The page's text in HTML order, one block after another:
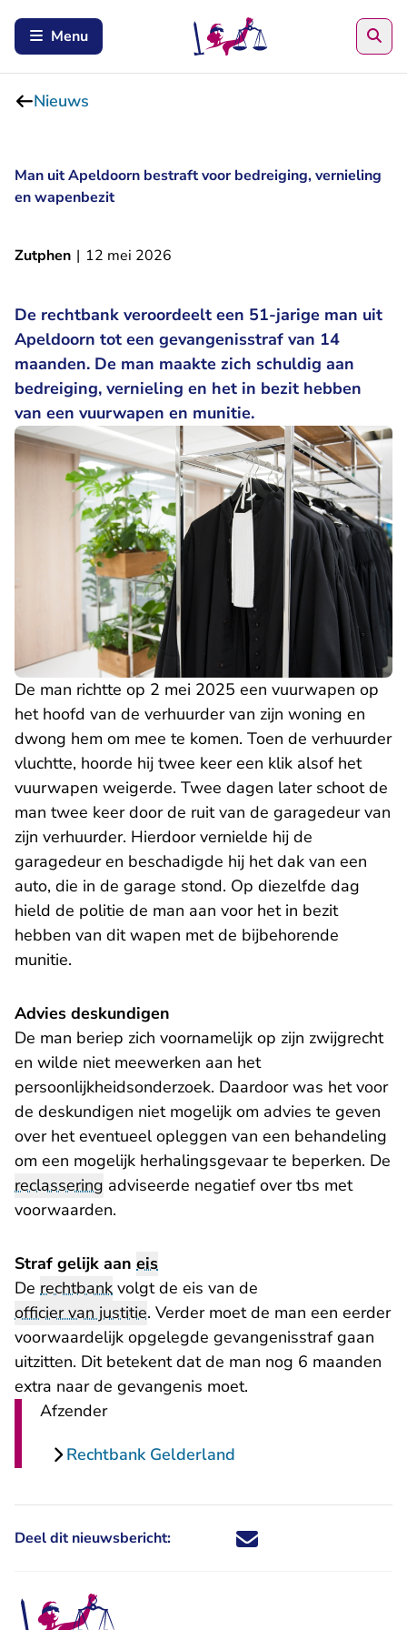
Menu
Nieuws
Man uit Apeldoorn bestraft voor bedreiging, vernieling
en wapenbezit
Zutphen | 12 mei 2026
De rechtbank veroordeelt een 51-jarige man uit
Apeldoorn tot een gevangenisstraf van 14
maanden. De man maakte zich schuldig aan
bedreiging, vernieling en het in bezit hebben
van een vuurwapen en munitie.
De man richtte op 2 mei 2025 een vuurwapen op
het hoofd van de verhuurder van zijn woning en
dwong hem om mee te komen. Toen de verhuurder
vluchtte, hoorde hij twee keer een klik alsof het
vuurwapen weigerde. Twee dagen later schoot de
man twee keer door de ruit van de garagedeur van
zijn verhuurder. Hierdoor vernielde hij de
garagedeur en beschadigde hij het dak van een
auto, die in de garage stond. Op diezelfde dag
hield de politie de man aan voor het in bezit
hebben van dit wapen met de bijbehorende
munitie.
Advies deskundigen
De man beriep zich voornamelijk op zijn zwijgrecht
en wilde niet meewerken aan het
persoonlijkheidsonderzoek. Daardoor was het voor
de deskundigen niet mogelijk om advies te geven
over het eventueel opleggen van een behandeling
om een mogelijk herhalingsgevaar te beperken. De
reclassering adviseerde negatief over tbs met
voorwaarden.
Straf gelijk aan eis
De rechtbank volgt de eis van de
officier van justitie. Verder moet de man een eerder
voorwaardelijk opgelegde gevangenisstraf gaan
uitzitten. Dit betekent dat de man nog 6 maanden
extra naar de gevangenis moet.
Afzender
Rechtbank Gelderland
Deel dit nieuwsbericht: Deel dit nieuwsbericht via X -
Deel dit nieuwsbericht via
Deel dit nieuwsbericht
Deel dit